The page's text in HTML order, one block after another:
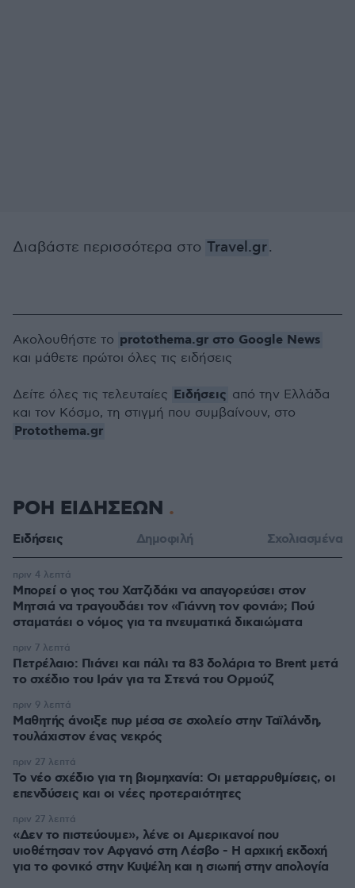
Διαβάστε περισσότερα στο Travel.gr.
Ακολουθήστε το protothema.gr στο Google News
και μάθετε πρώτοι όλες τις ειδήσεις
Δείτε όλες τις τελευταίες Ειδήσεις από την Ελλάδα
και τον Κόσμο, τη στιγμή που συμβαίνουν, στο
Protothema.gr
ΡΟΗ ΕΙΔΗΣΕΩΝ
Ειδήσεις Δημοφιλή Σχολιασμένα
Μπορεί ο γιος του Χατζιδάκι να απαγορεύσει στον
Μητσιά να τραγουδάει τον «Γιάννη τον φονιά»; Πού
σταματάει ο νόμος για τα πνευματικά δικαιώματα
πριν 4 λεπτά
Πετρέλαιο: Πιάνει και πάλι τα 83 δολάρια το Brent μετά
το σχέδιο του Ιράν για τα Στενά του Ορμούζ
πριν 7 λεπτά
Μαθητής άνοιξε πυρ μέσα σε σχολείο στην Ταϊλάνδη,
τουλάχιστον ένας νεκρός
πριν 9 λεπτά
Το νέο σχέδιο για τη βιομηχανία: Οι μεταρρυθμίσεις, οι
επενδύσεις και οι νέες προτεραιότητες
πριν 27 λεπτά
«Δεν το πιστεύουμε», λένε οι Αμερικανοί που
υιοθέτησαν τον Αφγανό στη Λέσβο - Η αρχική εκδοχή
για το φονικό στην Κυψέλη και η σιωπή στην απολογία
πριν 27 λεπτά